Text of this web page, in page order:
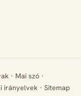
· Mai szó ·
irányelvek · Sitemap